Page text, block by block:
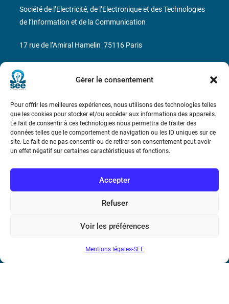
Gérer le consentement
Pour offrir les meilleures expériences, nous utilisons des technologies telles
que les cookies pour stocker et/ou accéder aux informations des appareils.
Le fait de consentir à ces technologies nous permettra de traiter des
données telles que le comportement de navigation ou les ID uniques sur ce
site. Le fait de ne pas consentir ou de retirer son consentement peut avoir
un effet négatif sur certaines caractéristiques et fonctions.
Accepter
Refuser
Voir les préférences
Mentions légales-SEE
Bicentenaire des découvertes d’André-
Conditions Générales de Vente
Mentions légales
Société de l’Electricité, de l’Electronique et des Technologies
de l’Information et de la Communication
17 rue de l’Amiral Hamelin 75116 Paris
Métro : « Boissière » Ligne 6 et « Iéna » Ligne 9
Téléphone : (+33) 1 56 90 37 17
N° de SIREN : 785 393 232, Code APE : 9412Z TVA intra-
communautaire : FR44 785 393 232